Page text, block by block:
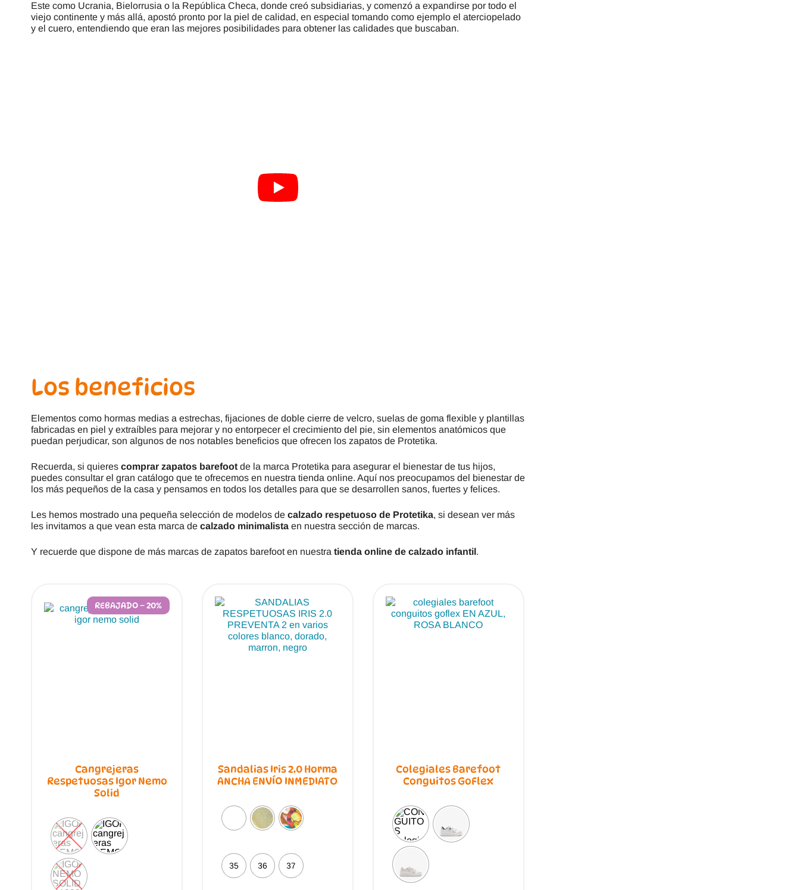
Este como Ucrania, Bielorrusia o la República Checa, donde creó subsidiarias, y comenzó a expandirse por todo el
viejo continente y más allá, apostó pronto por la piel de calidad, en especial tomando como ejemplo el aterciopelado
y el cuero, entendiendo que eran las mejores posibilidades para obtener las calidades que buscaban.
Los beneficios
Elementos como hormas medias a estrechas, fijaciones de doble cierre de velcro, suelas de goma flexible y plantillas
fabricadas en piel y extraíbles para mejorar y no entorpecer el crecimiento del pie, sin elementos anatómicos que
puedan perjudicar, son algunos de nos notables beneficios que ofrecen los zapatos de Protetika.
Recuerda, si quieres comprar zapatos barefoot de la marca Protetika para asegurar el bienestar de tus hijos,
puedes consultar el gran catálogo que te ofrecemos en nuestra tienda online. Aquí nos preocupamos del bienestar de
los más pequeños de la casa y pensamos en todos los detalles para que se desarrollen sanos, fuertes y felices.
Les hemos mostrado una pequeña selección de modelos de calzado respetuoso de Protetika, si desean ver más
les invitamos a que vean esta marca de calzado minimalista en nuestra sección de marcas.
Y recuerde que dispone de más marcas de zapatos barefoot en nuestra tienda online de calzado infantil.
REBAJADO – 20%
Cangrejeras
Respetuosas Igor Nemo
Solid
Sandalias Iris 2.0 Horma
ANCHA ENVÍO INMEDIATO
35 36 37
Colegiales Barefoot
Conguitos GoFlex